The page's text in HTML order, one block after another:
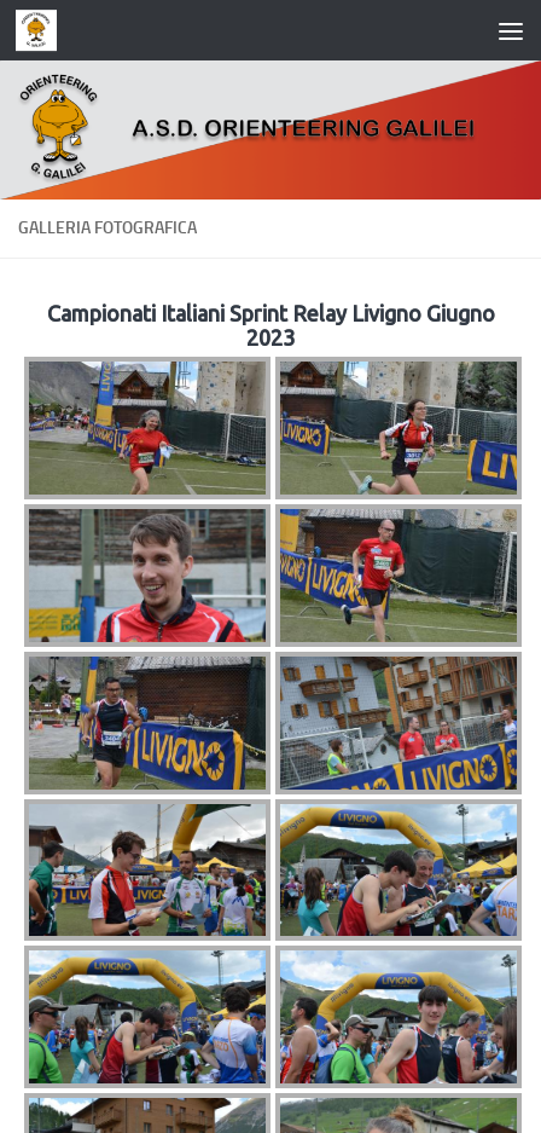
Salta al contenuto
GALLERIA FOTOGRAFICA
Campionati Italiani Sprint Relay Livigno Giugno
2023